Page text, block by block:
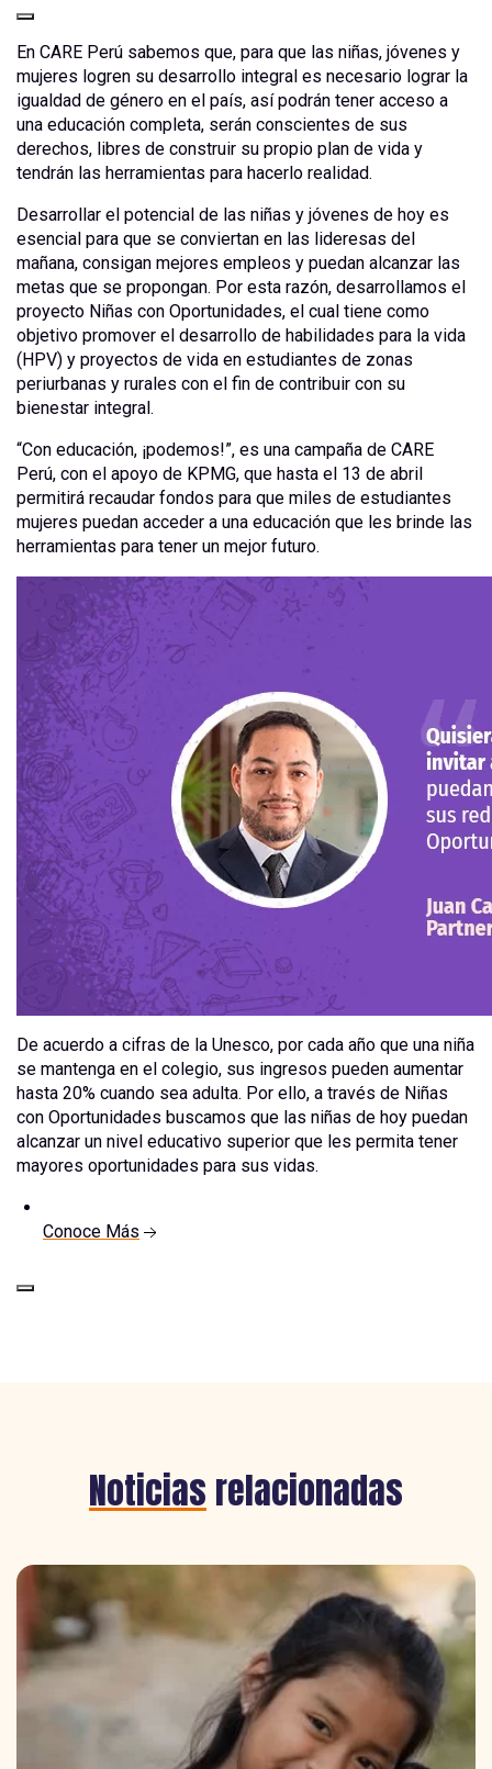
En CARE Perú sabemos que, para que las niñas, jóvenes y
mujeres logren su desarrollo integral es necesario lograr la
igualdad de género en el país, así podrán tener acceso a
una educación completa, serán conscientes de sus
derechos, libres de construir su propio plan de vida y
tendrán las herramientas para hacerlo realidad.
Desarrollar el potencial de las niñas y jóvenes de hoy es
esencial para que se conviertan en las lideresas del
mañana, consigan mejores empleos y puedan alcanzar las
metas que se propongan. Por esta razón, desarrollamos el
proyecto Niñas con Oportunidades, el cual tiene como
objetivo promover el desarrollo de habilidades para la vida
(HPV) y proyectos de vida en estudiantes de zonas
periurbanas y rurales con el fin de contribuir con su
bienestar integral.
“Con educación, ¡podemos!”, es una campaña de CARE
Perú, con el apoyo de KPMG, que hasta el 13 de abril
permitirá recaudar fondos para que miles de estudiantes
mujeres puedan acceder a una educación que les brinde las
herramientas para tener un mejor futuro.
De acuerdo a cifras de la Unesco, por cada año que una niña
se mantenga en el colegio, sus ingresos pueden aumentar
hasta 20% cuando sea adulta. Por ello, a través de Niñas
con Oportunidades buscamos que las niñas de hoy puedan
alcanzar un nivel educativo superior que les permita tener
mayores oportunidades para sus vidas.
Conoce Más
Noticias relacionadas